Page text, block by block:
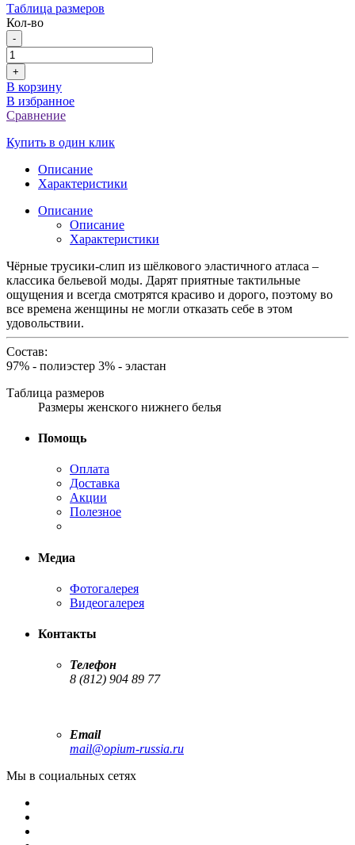
Таблица размеров
Кол-во
-
+
В корзину
В избранное
Сравнение
Купить в один клик
Описание
Характеристики
Описание
Описание
Характеристики
Чёрные трусики-слип из шёлкового эластичного атласа –
классика бельевой моды. Дарят приятные тактильные
ощущения и всегда смотрятся красиво и дорого, поэтому во
все времена женщины не могли отказать себе в этом
удовольствии.
Состав:
97% - полиэстер 3% - эластан
Таблица размеров
Размеры женского нижнего белья
Помощь
Оплата
Доставка
Акции
Полезное
Медиа
Фотогалерея
Видеогалерея
Контакты
Телефон
8 (812) 904 89 77
Email
mail@opium-russia.ru
Мы в социальных сетях